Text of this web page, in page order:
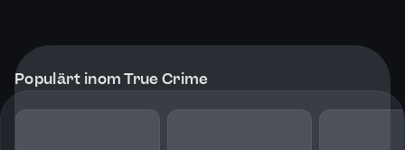
Populärt inom True Crime